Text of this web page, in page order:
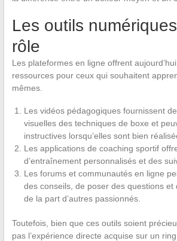
Les outils
rôle
Les plateformes en ligne offrent
ressources pour ceux qui souhaitent
mêmes.
Les vidéos pédagogiques fournissent
visuelles des techniques de boxe et
instructives lorsqu’elles sont bien
Les applications de coaching sportif
d’entraînement personnalisés et des
Les forums et communautés en ligne
des conseils, de poser des questions et
de la part d’autres passionnés.
Toutefois, bien que ces outils soient
pas l’expérience directe acquise sur un